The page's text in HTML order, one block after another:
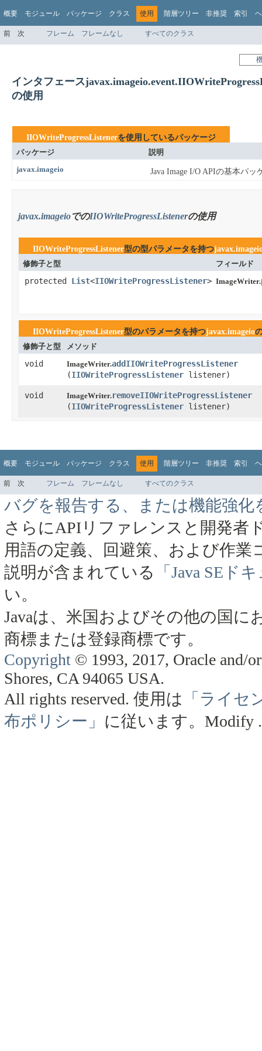
概要 モジュール パッケージ クラス 使用 階層ツリー 非推奨 索引
前 次 フレーム フレームなし すべてのクラス
インタフェース
の使用
IIOWriteProgressListenerを使用しているパッケージ
パッケージ
説明
javax.imageio
Java Image I/O APIの基本パッ
javax.imageioでのIIOWriteProgressListenerの使用
IIOWriteProgressListener型の型パラメータを持つ
修飾子と型
フィールド
protected List<IIOWriteProgressListener> ImageWriter.
IIOWriteProgressListener型のパラメータを持つjavax.imageio
修飾子と型
メソッド
void ImageWriter.addIIOWriteProgressListener
(IIOWriteProgressListener listener)
void ImageWriter.removeIIOWriteProgressListener
(IIOWriteProgressListener listener)
概要 モジュール パッケージ クラス 使用 階層ツリー 非推奨 索引
前 次 フレーム フレームなし すべてのクラス
バグを報告する、または機能強化
さらにAPIリファレンスと開発者
用語の定義、回避策、および作
説明が含まれている
「Java SEド
い。
Javaは、米国およびその他の国に
商標または登録商標です。
Copyright © 1993, 2017, Oracle and/
Shores, CA 94065 USA.
All rights reserved. 使用は 「ライセ
布ポリシー」 に従います。 Modify